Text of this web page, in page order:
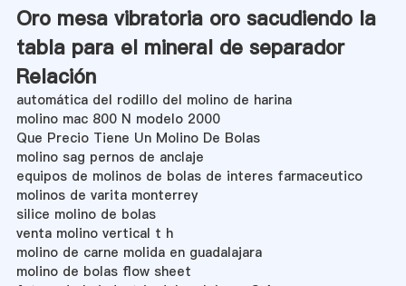
Oro mesa vibratoria oro sacudiendo la
tabla para el mineral de separador
Relación
automática del rodillo del molino de harina
molino mac 800 N modelo 2000
Que Precio Tiene Un Molino De Bolas
molino sag pernos de anclaje
equipos de molinos de bolas de interes farmaceutico
molinos de varita monterrey
silice molino de bolas
venta molino vertical t h
molino de carne molida en guadalajara
molino de bolas flow sheet